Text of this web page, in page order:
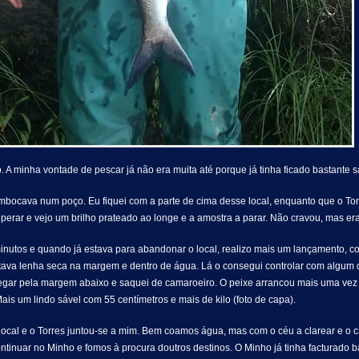
minha vontade de pescar já não era muita até porque já tinha ficado bastante
num poço. Eu fiquei com a parte de cima desse local, enquanto que o
e vejo um brilho prateado ao longe e a amostra a parar. Não cravou, mas
e quando já estava para abandonar o local, realizo mais um lançamento,
lenha seca na margem e dentro de água. Lá o consegui controlar com
pela margem abaixo e saquei de camaroeiro. O peixe arrancou mais uma
um lindo sável com 55 centímetros e mais de kilo (foto de capa).
e o Torres juntou-se a mim. Bem coamos água, mas com o céu a clarear e
no Minho e fomos à procura doutros destinos. O Minho já tinha facturado